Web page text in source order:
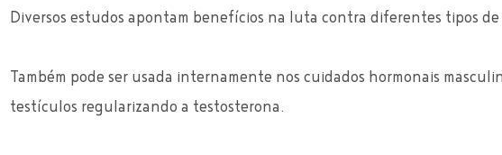
Diversos estudos apontam benefícios na luta contra diferentes tipos de
Também pode ser usada internamente nos cuidados hormonais
testículos regularizando a testosterona.